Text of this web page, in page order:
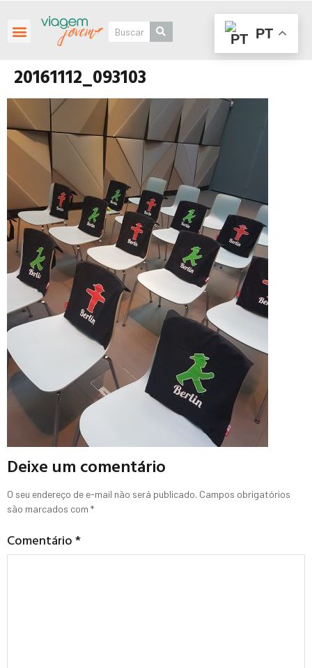
20161112_093103
Deixe um comentário
O seu endereço de e-mail não será publicado. Campos obrigatórios
são marcados com *
Comentário*
PT